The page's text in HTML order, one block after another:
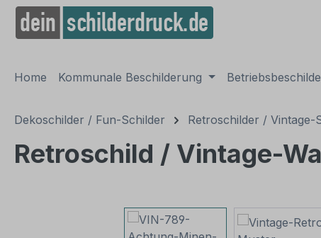
Zur Hauptnavigation springen
Home Kommunale Beschilderung
Dekoschilder / Fun-Schilder Retroschilder / Vintage-
Retroschild / Vintage-
Bildergalerie überspringen